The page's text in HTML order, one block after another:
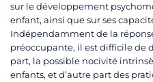
sur le développement
enfant, ainsi que sur ses
Indépendamment de la
préoccupante, il est difficile de
part, la possible nocivité
enfants, et d’autre part des